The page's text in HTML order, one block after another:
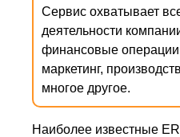
Сервис охватывает
деятельности
финансовые
маркетинг,
многое другое.
Наиболее известные